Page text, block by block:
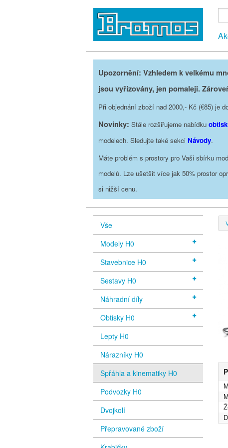
Upozornění: Vzhledem k velkému
jsou vyřizovány, jen pomaleji.
Při objednání zboží nad 2000,- Kč (€85) je
Novinky: Stále rozšiřujeme nabídku
modelech. Sledujte také sekci Návody.
Máte problém s prostory pro Vaši sbírku
modelů. Lze ušetšit více jak 50% prostor
si nižší cenu.
Vše
Modely H0
Stavebnice H0
Sestavy H0
Náhradní díly
Obtisky H0
Lepty H0
Nárazníky H0
Spřáhla a kinematiky H0
Podvozky H0
Dvojkolí
Přepravované zboží